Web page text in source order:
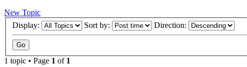
New Topic
Display:
Sort by: Direction:
1 topic • Page 1 of 1